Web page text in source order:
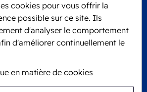
cookies pour vous offrir la
possible sur ce site. Ils
d'analyser le comportement
d'améliorer continuellement le
en matière de cookies
Bas